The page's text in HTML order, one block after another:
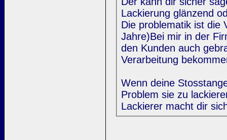
Lackierung glänzend
Die problematik ist die
Jahre)Bei mir in der
den Kunden auch
Verarbeitung
Wenn deine
Problem sie zu
Lackierer macht dir